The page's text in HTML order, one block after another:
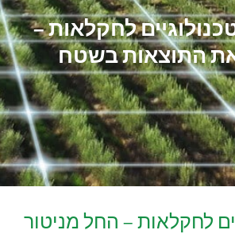
לחקלאות –
התוצאות בשטח
לחקלאות – החל מניטור